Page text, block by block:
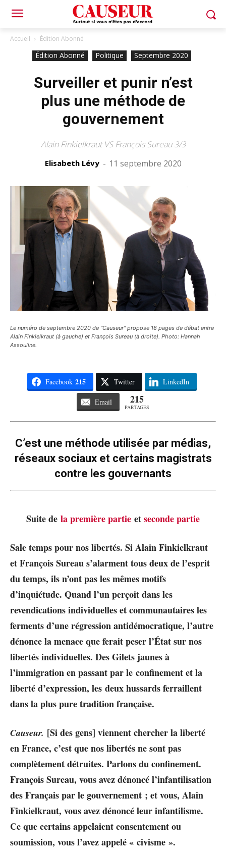
Accueil Édition Abonné
Édition Abonné Politique Septembre 2020
Surveiller et punir n’est
plus une méthode de
gouvernement
Alain Finkielkraut VS François Sureau 3/3
Elisabeth Lévy - 11 septembre 2020
Le numéro de septembre 2020 de "Causeur" propose 18 pages de débat entre
Alain Finkielkraut (à gauche) et François Sureau (à droite). Photo: Hannah
Assouline.
Facebook 215 Twitter LinkedIn
Email 215
PARTAGES
C’est une méthode utilisée par médias,
réseaux sociaux et certains magistrats
contre les gouvernants
Suite de la première partie etseconde partie
Sale temps pour nos libertés. Si Alain Finkielkraut
et François Sureau s’alarment tous deux de l’esprit
du temps, ils n’ont pas les mêmes motifs
d’inquiétude. Quand l’un perçoit dans les
revendications individuelles et communautaires les
ferments d’une régression antidémocratique, l’autre
dénonce la menace que ferait peser l’État sur nos
libertés individuelles. Des Gilets jaunes à
l’immigration en passant par le confinement et la
liberté d’expression, les deux hussards ferraillent
dans la plus pure tradition française.
Causeur. [Si des gens] viennent chercher la liberté
en France, c’est que nos libertés ne sont pas
complètement détruites. Parlons du confinement.
François Sureau, vous avez dénoncé l’infantilisation
des Français par le gouvernement ; et vous, Alain
Finkielkraut, vous avez dénoncé leur infantilisme.
Ce que certains appelaient consentement ou
soumission, vous l’avez appelé « civisme ».